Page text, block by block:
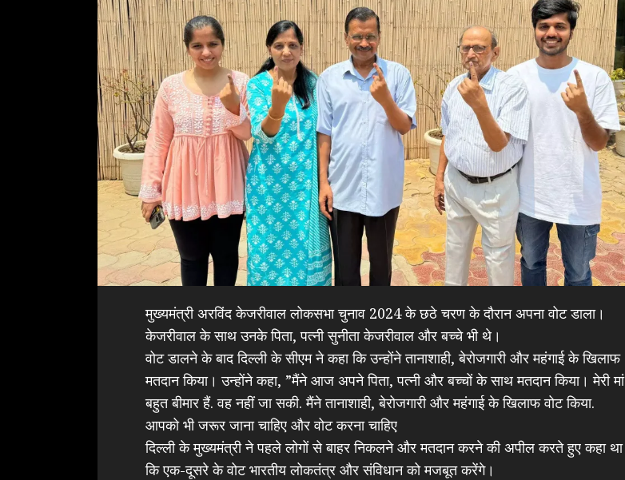
मुख्यमंत्री अरविंद केजरीवाल लोकसभा चुनाव 2024 के छठे चरण के दौरान अपना वोट डाला।
केजरीवाल के साथ उनके पिता, पत्नी सुनीता केजरीवाल और बच्चे भी थे।
वोट डालने के बाद दिल्ली के सीएम ने कहा कि उन्होंने तानाशाही, बेरोजगारी और महंगाई के खिलाफ
मतदान किया। उन्होंने कहा, ”मैंने आज अपने पिता, पत्नी और बच्चों के साथ मतदान किया। मेरी मां
बहुत बीमार हैं. वह नहीं जा सकी. मैंने तानाशाही, बेरोजगारी और महंगाई के खिलाफ वोट किया.
आपको भी जरूर जाना चाहिए और वोट करना चाहिए
दिल्ली के मुख्यमंत्री ने पहले लोगों से बाहर निकलने और मतदान करने की अपील करते हुए कहा था
कि एक-दूसरे के वोट भारतीय लोकतंत्र और संविधान को मजबूत करेंगे।